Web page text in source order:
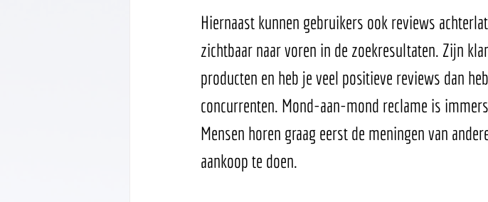
Hiernaast kunnen gebruikers ook reviews
zichtbaar naar voren in de zoekresultaten. Zijn
producten en heb je veel positieve reviews dan
concurrenten. Mond-aan-mond reclame is
Mensen horen graag eerst de meningen van
aankoop te doen.